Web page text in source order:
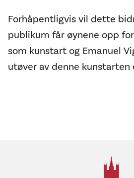
Forhåpentligvis vil dette
publikum får øynene opp
som kunstart og Emanuel
utøver av denne kunstarten